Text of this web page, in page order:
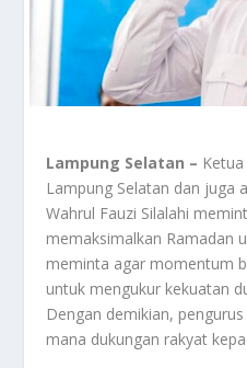
Lampung Selatan –
Lampung Selatan dan juga
Wahrul Fauzi Silalahi
memaksimalkan Ramadan
meminta agar momentum
untuk mengukur kekuatan
Dengan demikian,
mana dukungan rakyat